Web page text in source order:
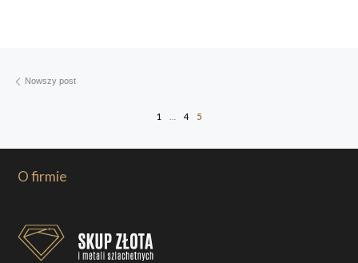
Nowszy post
1 4 5
O firmie